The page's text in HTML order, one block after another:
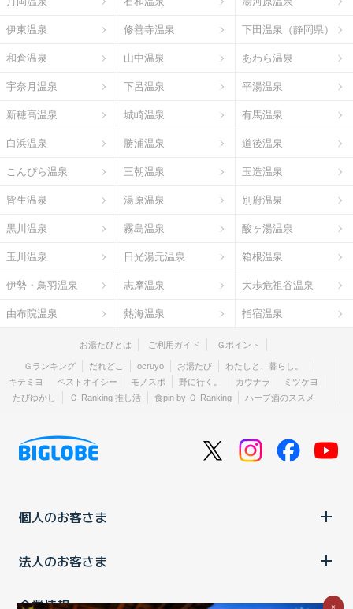
伊東温泉 修善寺温泉 下田温泉（静岡県）
和倉温泉 山中温泉 あわら温泉
宇奈月温泉 下呂温泉 平湯温泉
新穂高温泉 城崎温泉 有馬温泉
白浜温泉 勝浦温泉 道後温泉
こんぴら温泉 三朝温泉 玉造温泉
皆生温泉 湯原温泉 別府温泉
黒川温泉 霧島温泉 酸ヶ湯温泉
玉川温泉 日光湯元温泉 箱根温泉
伊勢・鳥羽温泉 志摩温泉 大歩危祖谷温泉
由布院温泉 熱海温泉 指宿温泉
お湯たびとは ご利用ガイド Ｇポイント
Ｇランキング だれどこ ocruyo お湯たび
わたしと、暮らし。
キテミヨ
ベストオイシー モノスポ 野に行く。 カウナラ
ミツケヨ
たびゆかし
Ｇ-Ranking 推し活 食pin by Ｇ-Ranking ハーブ酒のススメ
個人のお客さま
法人のお客さま
企業情報 ×